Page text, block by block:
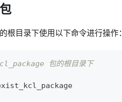
根目录下使用以下命令进行操作：
包的根目录下